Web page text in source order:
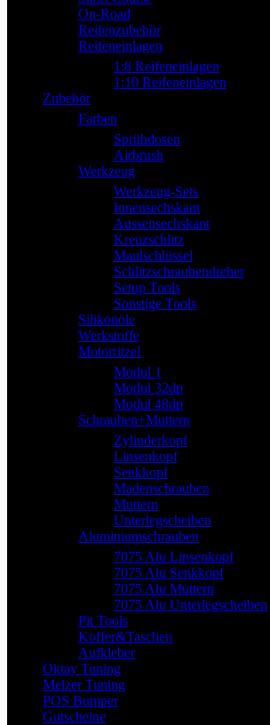
On-Road
Reifenzubehör
Reifeneinlagen
1:8 Reifeneinlagen
1:10 Reifeneinlagen
Zubehör
Farben
Sprühdosen
Airbrush
Werkzeug
Werkzeug-Sets
Innensechskant
Aussensechskant
Kreuzschlitz
Maulschlüssel
Schlitzschraubendreher
Setup Tools
Sonstige Tools
Silikonöle
Werkstoffe
Motorritzel
Modul 1
Modul 32dp
Modul 48dp
Schrauben+Muttern
Zylinderkopf
Linsenkopf
Senkkopf
Madenschrauben
Muttern
Unterlegscheiben
Aluminiumschrauben
7075 Alu Linsenkopf
7075 Alu Senkkopf
7075 Alu Muttern
7075 Alu Unterlegscheiben
Pit Tools
Koffer&Taschen
Aufkleber
Oktay Tuning
Melzer Tuning
POS Bumper
Gutscheine